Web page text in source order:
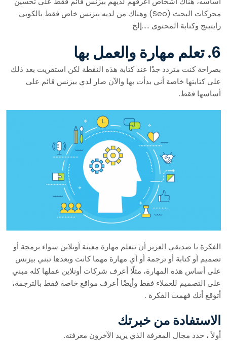
محركات البحث (Seo) وهناك من لديه بيزنس خاص فقط بالكوبي
رايتينج وكتابة المحتوى …..إلخ
6. تعلم مهارة والعمل بها
بصراحة كنت متردد جدًا عند كتابة هذه النقطة لكن استقريت بعد ذلك
على كتابتها خاصة أني بدأت بها والآن صار لدي بيزنس قائم على
أساسها فقط.
الفكرة يا صديقي العزيز أن تتعلم مهارة معينة أونلاين سواء برمجة أو
تصميم أو كتابة أو ترجمة أو أي مهارة مهما كانت وبعدها تبني بيزنس
على أساس هذه المهارة، مثلًا أعرف شركات أونلاين عملها كله مبني
على التصميم للعملاء فقط وأيضًا أعرف مواقع خاصة فقط بالترجمة،
أتوقع أنك فهمت الفكرة .
الاستفادة من خبرتك
أولاً ، حدد مجال المعرفة الذي يريد الآخرون معرفته.